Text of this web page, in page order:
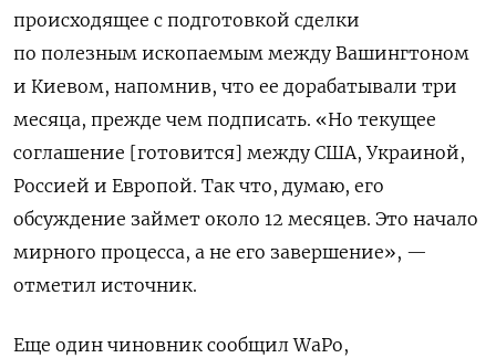
происходящее с подготовкой сделки
по полезным ископаемым между Вашингтоном
и Киевом, напомнив, что ее дорабатывали три
месяца, прежде чем подписать. «Но текущее
соглашение [готовится] между США, Украиной,
Россией и Европой. Так что, думаю, его
обсуждение займет около 12 месяцев. Это начало
мирного процесса, а не его завершение», —
отметил источник.
Еще один чиновник сообщил WaPo,